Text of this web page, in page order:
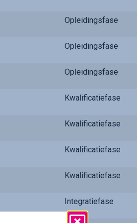
Opleidingsfase
Opleidingsfase
Opleidingsfase
Kwalificatiefase
Kwalificatiefase
Kwalificatiefase
Kwalificatiefase
Integratiefase